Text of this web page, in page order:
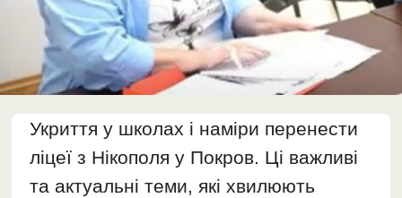
Укриття у школах і наміри перенести
ліцеї з Нікополя у Покров. Ці важливі
та актуальні теми, які хвилюють